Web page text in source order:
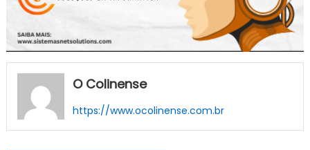
O Colinense
https://www.ocolinense.com.br